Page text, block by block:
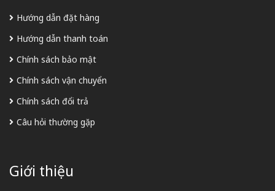
Hướng dẫn đặt hàng
Hướng dẫn thanh toán
Chính sách bảo mật
Chính sách vận chuyển
Chính sách đổi trả
Câu hỏi thường gặp
Giới thiệu